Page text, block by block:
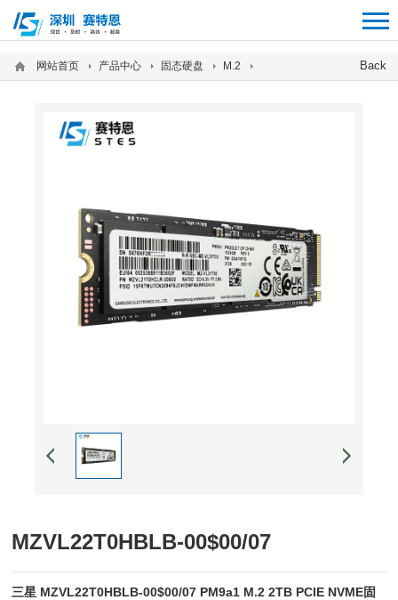
Back
网站首页 产品中心 固态硬盘 M.2
MZVL22T0HBLB-00$00/07
三星 MZVL22T0HBLB-00$00/07 PM9a1 M.2 2TB PCIE NVME固